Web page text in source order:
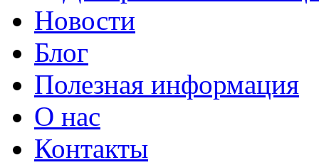
Новости
Блог
Полезная информация
О нас
Контакты